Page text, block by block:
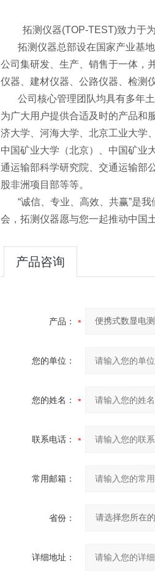
拓测仪器(TOP-TEST)致力于
拓测仪器总部设在国家产业基地
公司集研发、生产、销售于一体，
仪器、建材仪器、公路仪器、检测
公司核心管理团队均具有多年土
为广大用户提供合适及时的产品和
济大学、河海大学、北京工业大学
中国矿业大学（北京）、 中国矿业
通运输部科学研究院、交通运输部
股非洲项目部等等。
“诚信、专业、高效、共赢”是我
会，拓测仪器愿与您一起推动中国
产品咨询
产品：
您的单位：
您的姓名：
联系电话：
常用邮箱：
省份：
详细地址：